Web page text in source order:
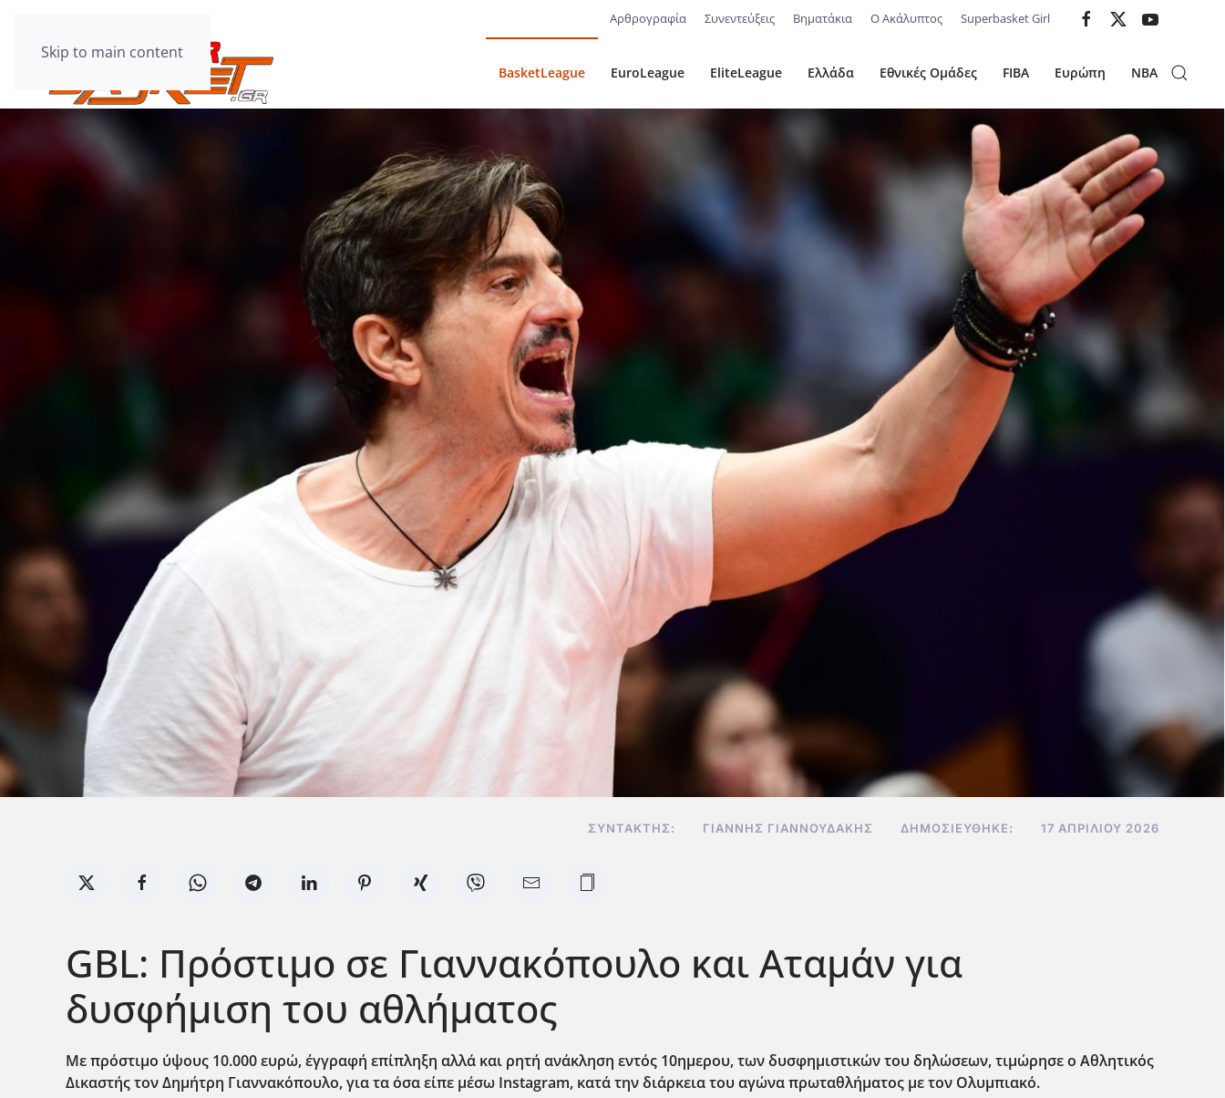
Skip to main content
Αρθρογραφία Συνεντεύξεις Βηματάκια Ο Ακάλυπτος Superbasket Girl
BasketLeague EuroLeague EliteLeague Ελλάδα Εθνικές Ομάδες FIBA Ευρώπη NBA
ΣΥΝΤΆΚΤΗΣ: ΓΙΆΝΝΗΣ ΓΙΑΝΝΟΥΔΆΚΗΣ ΔΗΜΟΣΙΕΎΘΗΚΕ: 17 ΑΠΡΙΛΊΟΥ 2026
GBL: Πρόστιμο σε Γιαννακόπουλο και Αταμάν για
δυσφήμιση του αθλήματος
Με πρόστιμο ύψους 10.000 ευρώ, έγγραφή επίπληξη αλλά και ρητή ανάκληση εντός 10ημερου, των δυσφημιστικών του δηλώσεων, τιμώρησε ο Αθλητικός
Δικαστής τον Δημήτρη Γιαννακόπουλο, για τα όσα είπε μέσω Instagram, κατά την διάρκεια του αγώνα πρωταθλήματος με τον Ολυμπιακό.